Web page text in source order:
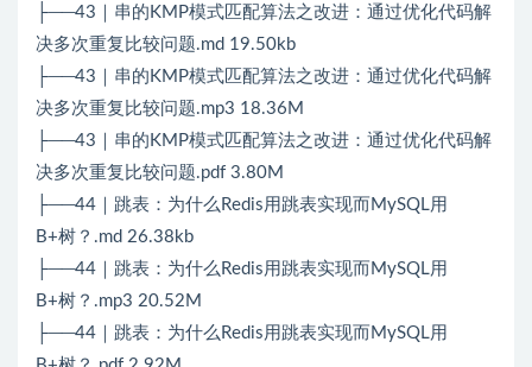
├──43｜串的KMP模式匹配算法之改进：通过优化代码解
决多次重复比较问题.md 19.50kb
├──43｜串的KMP模式匹配算法之改进：通过优化代码解
决多次重复比较问题.mp3 18.36M
├──43｜串的KMP模式匹配算法之改进：通过优化代码解
决多次重复比较问题.pdf 3.80M
├──44｜跳表：为什么Redis用跳表实现而MySQL用
B+树？.md 26.38kb
├──44｜跳表：为什么Redis用跳表实现而MySQL用
B+树？.mp3 20.52M
├──44｜跳表：为什么Redis用跳表实现而MySQL用